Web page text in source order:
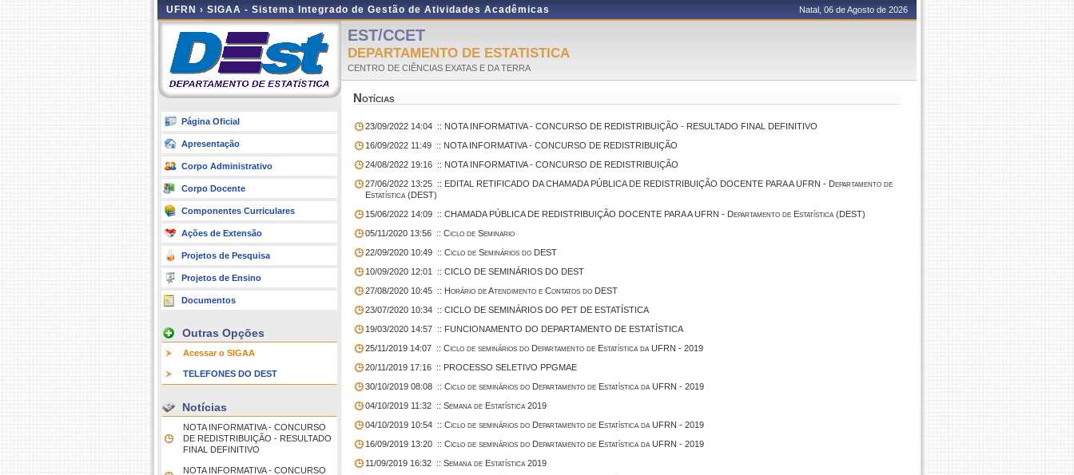
UFRN › SIGAA - Sistema Integrado de Gestão de Atividades Acadêmicas Natal, 06 de Agosto de 2026
Página Oficial
Apresentação
Corpo Administrativo
Corpo Docente
Componentes Curriculares
Ações de Extensão
Projetos de Pesquisa
Projetos de Ensino
Documentos
Outras Opções
Acessar o SIGAA
TELEFONES DO DEST
Notícias
NOTA INFORMATIVA - CONCURSO
DE REDISTRIBUIÇÃO - RESULTADO
FINAL DEFINITIVO
NOTA INFORMATIVA - CONCURSO
EST/CCET
DEPARTAMENTO DE ESTATISTICA
CENTRO DE CIÊNCIAS EXATAS E DA TERRA
Notícias
23/09/2022 14:04 :: NOTA INFORMATIVA - CONCURSO DE REDISTRIBUIÇÃO - RESULTADO FINAL DEFINITIVO
16/09/2022 11:49 :: NOTA INFORMATIVA - CONCURSO DE REDISTRIBUIÇÃO
24/08/2022 19:16 :: NOTA INFORMATIVA - CONCURSO DE REDISTRIBUIÇÃO
27/06/2022 13:25 :: EDITAL RETIFICADO DA CHAMADA PÚBLICA DE REDISTRIBUIÇÃO DOCENTE PARA A UFRN - Departamento de
Estatística (DEST)
15/06/2022 14:09 :: CHAMADA PÚBLICA DE REDISTRIBUIÇÃO DOCENTE PARA A UFRN - Departamento de Estatística (DEST)
05/11/2020 13:56 :: Ciclo de Seminario
22/09/2020 10:49 :: Ciclo de Seminários do DEST
10/09/2020 12:01
:: CICLO DE SEMINÁRIOS DO DEST
27/08/2020 10:45 :: Horário de Atendimento e Contatos do DEST
23/07/2020 10:34 :: CICLO DE SEMINÁRIOS DO PET DE ESTATÍSTICA
19/03/2020 14:57 :: FUNCIONAMENTO DO DEPARTAMENTO DE ESTATÍSTICA
25/11/2019 14:07 :: Ciclo de seminários do Departamento de Estatística da UFRN - 2019
20/11/2019 17:16 :: PROCESSO SELETIVO PPGMAE
30/10/2019 08:08 :: Ciclo de seminários do Departamento de Estatística da UFRN - 2019
04/10/2019 11:32 :: Semana de Estatística 2019
04/10/2019 10:54 :: Ciclo de seminários do Departamento de Estatística da UFRN - 2019
16/09/2019 13:20 :: Ciclo de seminários do Departamento de Estatística da UFRN - 2019
11/09/2019 16:32 :: Semana de Estatística 2019